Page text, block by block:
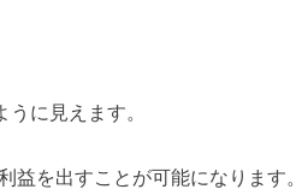
に見えます。
益を出すことが可能になります。